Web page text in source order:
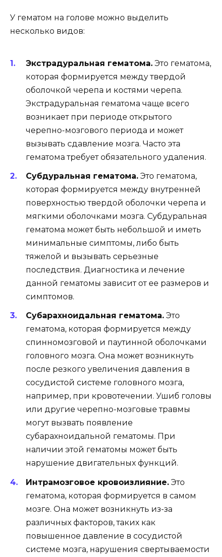
У гематом на голове можно выделить
несколько видов:
Экстрадуральная гематома. Это гематома,
которая формируется между твердой
оболочкой черепа и костями черепа.
Экстрадуральная гематома чаще всего
возникает при периоде открытого
черепно-мозгового периода и может
вызывать сдавление мозга. Часто эта
гематома требует обязательного удаления.
Субдуральная гематома. Это гематома,
которая формируется между внутренней
поверхностью твердой оболочки черепа и
мягкими оболочками мозга. Субдуральная
гематома может быть небольшой и иметь
минимальные симптомы, либо быть
тяжелой и вызывать серьезные
последствия. Диагностика и лечение
данной гематомы зависит от ее размеров и
симптомов.
Субарахноидальная гематома. Это
гематома, которая формируется между
спинномозговой и паутинной оболочками
головного мозга. Она может возникнуть
после резкого увеличения давления в
сосудистой системе головного мозга,
например, при кровотечении. Ушиб головы
или другие черепно-мозговые травмы
могут вызвать появление
субарахноидальной гематомы. При
наличии этой гематомы может быть
нарушение двигательных функций.
Интрамозговое кровоизлияние. Это
гематома, которая формируется в самом
мозге. Она может возникнуть из-за
различных факторов, таких как
повышенное давление в сосудистой
системе мозга, нарушения свертываемости